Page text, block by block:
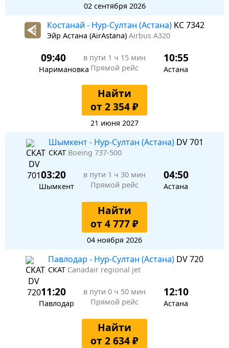
02 сентября 2026
Костанай - Нур-Султан (Астана) KC 7342
Эйр Астана (AirAstana) Airbus A320
09:40
Наримановка
в пути 1 ч 15 мин
Прямой рейс
10:55
Астана
Найти
от 2 354 ₽
21 июня 2027
Шымкент - Нур-Султан (Астана) DV 701
СКАТ Boeing 737-500
03:20
Шымкент
в пути 1 ч 30 мин
Прямой рейс
04:50
Астана
Найти
от 4 777 ₽
04 ноября 2026
Павлодар - Нур-Султан (Астана) DV 720
СКАТ Canadair regional jet
11:20
Павлодар
в пути 0 ч 50 мин
Прямой рейс
12:10
Астана
Найти
от 2 634 ₽